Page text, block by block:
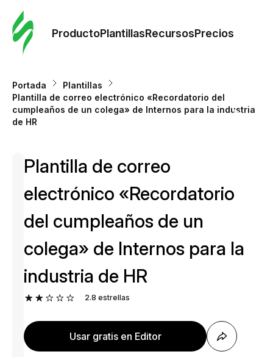
ProductoPlantillasRecursosPrecios
Portada
Plantillas
Plantilla de correo electrónico «Recordatorio del
cumpleaños de un colega» de Internos para la industria
de HR
Plantilla de correo
electrónico «Recordatorio
del cumpleaños de un
colega» de Internos para la
industria de HR
2.8 estrellas
Usar gratis en Editor